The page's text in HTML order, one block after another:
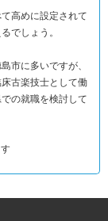
高めに設定されて
でしょう。
市に多いですが、
古楽技士として働
の就職を検討して